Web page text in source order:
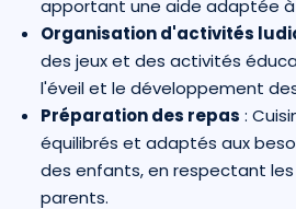
apportant une aide adaptée à
Organisation d'activités
des jeux et des activités
l'éveil et le développement
Préparation des repas :
équilibrés et adaptés aux
des enfants, en respectant
parents.